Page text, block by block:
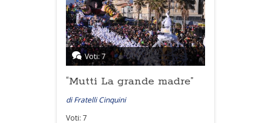
Voti: 7
“Mutti La grande madre”
di Fratelli Cinquini
Voti: 7